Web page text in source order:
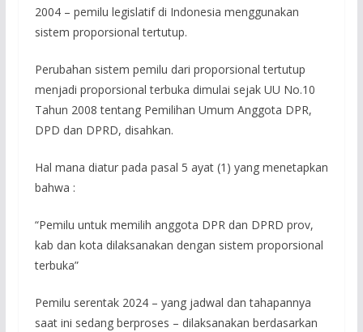
2004 – pemilu legislatif di Indonesia menggunakan
sistem proporsional tertutup.
Perubahan sistem pemilu dari proporsional tertutup
menjadi proporsional terbuka dimulai sejak UU No.10
Tahun 2008 tentang Pemilihan Umum Anggota DPR,
DPD dan DPRD, disahkan.
Hal mana diatur pada pasal 5 ayat (1) yang menetapkan
bahwa :
“Pemilu untuk memilih anggota DPR dan DPRD prov,
kab dan kota dilaksanakan dengan sistem proporsional
terbuka”
Pemilu serentak 2024 – yang jadwal dan tahapannya
saat ini sedang berproses – dilaksanakan berdasarkan